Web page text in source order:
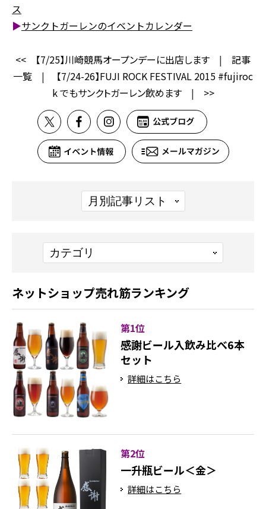
ス
▶サンクトガーレンのイベントカレンダー
<< 【7/25】川崎競馬オープンデーに出店します | 記事
一覧 |
【7/24-26】FUJI ROCK FESTIVAL 2015 #fujiroc
k でもサンクトガーレン飲めます| >>
ネットショップ売れ筋ランキング
第1位
感謝ビール入飲み比べ6本
セット
詳細はこちら
第2位
一升瓶ビール＜金＞
詳細はこちら